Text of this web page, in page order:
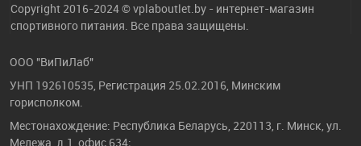
Copyright 2016-2024 © vplaboutlet.by - интернет-магазин
спортивного питания. Все права защищены.
ООО "ВиПиЛаб"
УНП 192610535, Регистрация 25.02.2016, Минским
горисполком.
Местонахождение: Республика Беларусь, 220113, г. Минск, ул.
Мележа, д.1, офис 634;